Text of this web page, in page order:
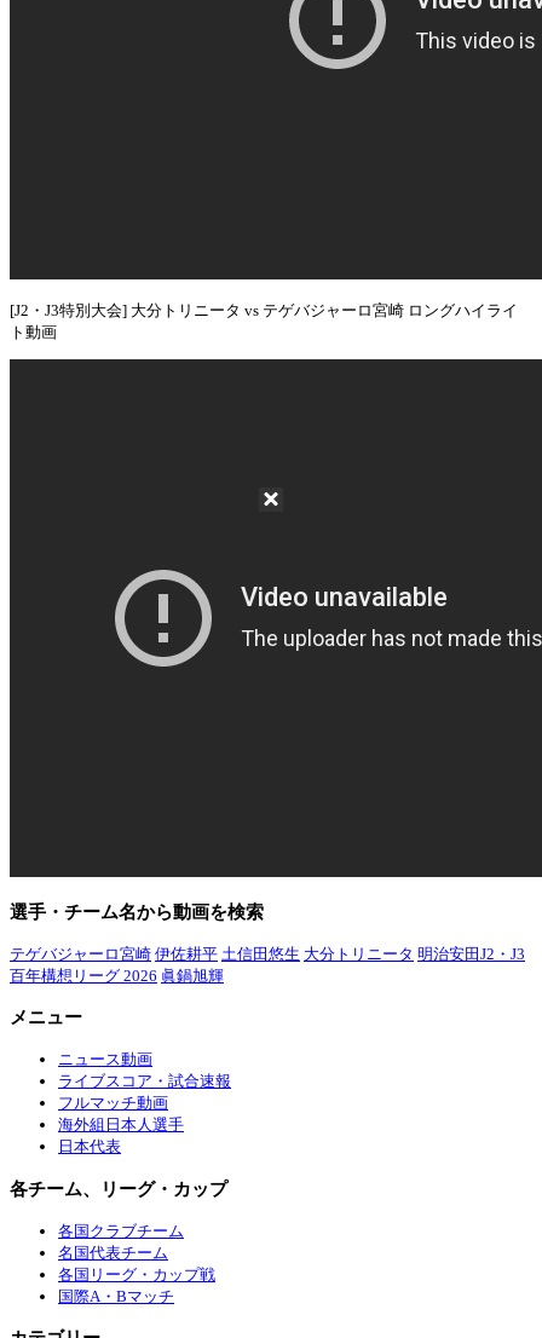
[J2・J3特別大会] 大分トリニータ vs テゲバジャーロ宮崎 ロングハイライ
ト動画
選手・チーム名から動画を検索
テゲバジャーロ宮崎 伊佐耕平 土信田悠生 大分トリニータ 明治安田J2・J3
百年構想リーグ 2026 眞鍋旭輝
メニュー
ニュース動画
ライブスコア・試合速報
フルマッチ動画
海外組日本人選手
日本代表
各チーム、リーグ・カップ
各国クラブチーム
名国代表チーム
各国リーグ・カップ戦
国際A・Bマッチ